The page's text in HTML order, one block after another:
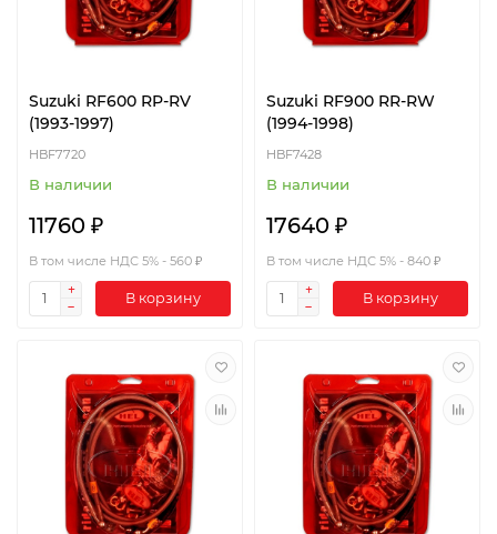
Suzuki RF600 RP-RV
(1993-1997)
HBF7720
В наличии
11760 ₽
В том числе НДС 5% - 560 ₽
В корзину
Suzuki RF900 RR-RW
(1994-1998)
HBF7428
В наличии
17640 ₽
В том числе НДС 5% - 840 ₽
В корзину